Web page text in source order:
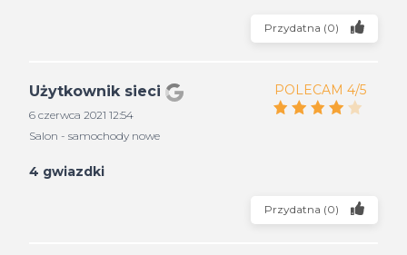
Przydatna (0)
Użytkownik sieci
6 czerwca 2021 12:54
Salon - samochody nowe
POLECAM 4/5
4 gwiazdki
Przydatna (0)